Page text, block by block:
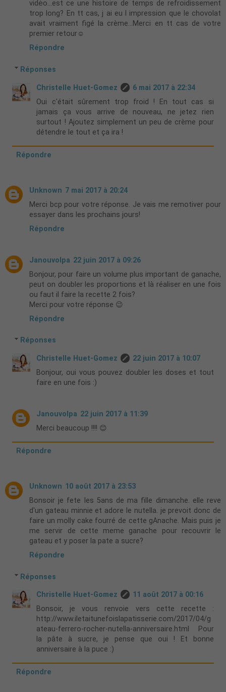
vidėo...est ce une histoire de temps de refroidissement
trop long? En tt cas, j ai eu l impression que le chovolat
avait vraiment figé la crème...Merci en tt cas de votre
premier retour☺
Répondre
Réponses
Christelle Huet-Gomez
6 mai 2017 à 22:34
Oui c'était sûrement trop froid ! En tout cas si
jamais ça vous arrive de nouveau, ne jetez rien
surtout ! Ajoutez simplement un peu de crème pour
détendre le tout et ça ira !
Répondre
Unknown 7 mai 2017 à 20:24
Merci bcp pour votre réponse. Je vais me remotiver pour
essayer dans les prochains jours!
Répondre
Janouvolpa 22 juin 2017 à 09:26
Bonjour, pour faire un volume plus important de ganache,
peut on doubler les proportions et là réaliser en une fois
ou faut il faire la recette 2 fois?
Merci pour votre réponse 😉
Répondre
Réponses
Christelle Huet-Gomez
22 juin 2017 à 10:07
Bonjour, oui vous pouvez doubler les doses et tout
faire en une fois :)
Janouvolpa 22 juin 2017 à 11:39
Merci beaucoup !!!! 😊
Répondre
Unknown 10 août 2017 à 23:53
Bonsoir je fete les 5ans de ma fille dimanche. elle reve
d'un gateau minnie et adore le nutella. je prevoit donc de
faire un molly cake fourré de cette gAnache. Mais puis je
me servir de cette meme ganache pour recouvrir le
gateau et y poser la pate a sucre?
Répondre
Réponses
Christelle Huet-Gomez
11 août 2017 à 00:16
Bonsoir, je vous renvoie vers cette recette :
http://www.iletaitunefoislapatisserie.com/2017/04/g
ateau-ferrero-rocher-nutella-anniversaire.html Pour
la pâte à sucre, je pense que oui ! Et bonne
anniversaire à la puce :)
Répondre